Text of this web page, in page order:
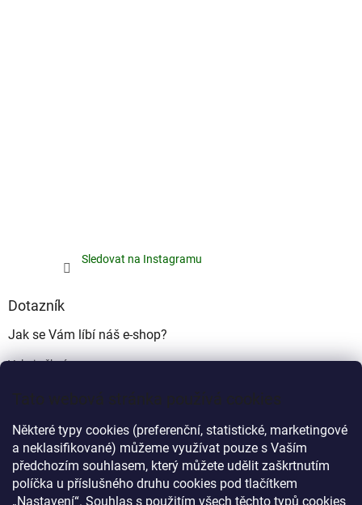
Tato webová stránka používá cookies
Některé typy cookies (preferenční, statistické, marketingové
a neklasifikované) můžeme využívat pouze s Vaším
předchozím souhlasem, který můžete udělit zaškrtnutím
políčka u příslušného druhu cookies pod tlačítkem
„Nastavení“. Souhlas s použitím všech těchto typů cookies
Sledovat na Instagramu
Dotazník
Jak se Vám líbí náš e-shop?
Velmi pěkný
Ujde to
Nelíbí se mi
Počet hlasů:340